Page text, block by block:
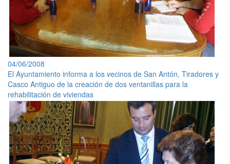
04/06/2008
El Ayuntamiento informa a los vecinos de San Antón, Tiradores y
Casco Antiguo de la creación de dos ventanillas para la
rehabilitación de viviendas